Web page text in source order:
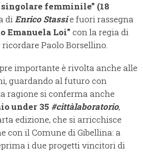
singolare femminile” (18
diEnrico Stassie fuori rassegna
Emanuela Loi” con la regia di
ricordare Paolo Borsellino.
importante è rivolta anche alle
guardando al futuro con
ragione si conferma anche
under 35 #cittàlaboratorio,
edizione, che si arricchisce
con il Comune di Gibellina: a
i due progetti vincitori di